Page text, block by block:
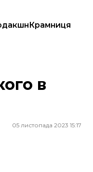
Крамниця
в
05 листопада 2023 15:17